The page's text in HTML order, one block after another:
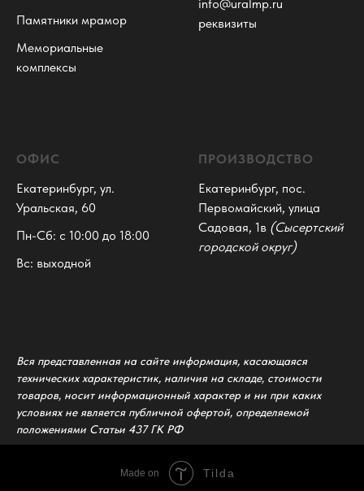
Памятники мрамор
Мемориальные
комплексы
info@uralmp.ru
реквизиты
ОФИС
Екатеринбург, ул.
Уральская, 60
Пн-Сб: с 10:00 до 18:00
Вс: выходной
ПРОИЗВОДСТВО
Екатеринбург, пос.
Первомайский, улица
Садовая, 1в (Сысертский
городской округ)
Вся представленная на сайте информация, касающаяся
технических характеристик, наличия на складе, стоимости
товаров, носит информационный характер и ни при каких
условиях не является публичной офертой, определяемой
положениями Статьи 437 ГК РФ
Made on Tilda